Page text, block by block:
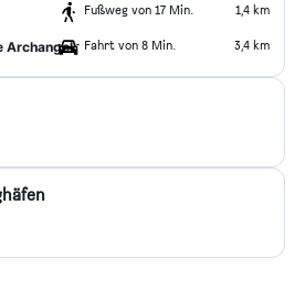
Fußweg von 17 Min. 1,4 km
Archangel Fahrt von 8 Min. 3,4 km